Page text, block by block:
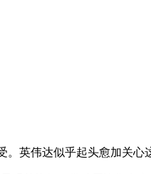
伟达似乎起头愈加关心